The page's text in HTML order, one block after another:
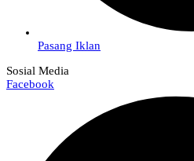
Pasang Iklan
Sosial Media
Facebook